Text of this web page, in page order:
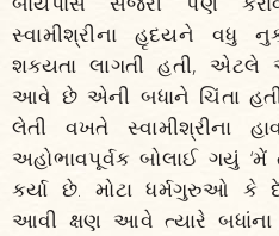
સ્વામીશ્રીના હૃદયને વધુ
શક્યતા લાગતી હતી,
આવે છે એની બધાને ચિંતા
લેતી વખતે સ્વામીશ્રીના
અહોભાવપૂર્વક બોલાઈ ગયું
કર્યા છે. મોટા ધર્મગુરુઓ કે
આવી ક્ષણ આવે ત્યારે બધાંના